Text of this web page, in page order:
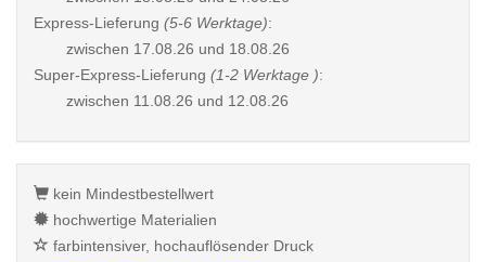
Express-Lieferung (5-6 Werktage):
zwischen 17.08.26 und 18.08.26
Super-Express-Lieferung (1-2 Werktage ):
zwischen 11.08.26 und 12.08.26
kein Mindestbestellwert
hochwertige Materialien
farbintensiver, hochauflösender Druck